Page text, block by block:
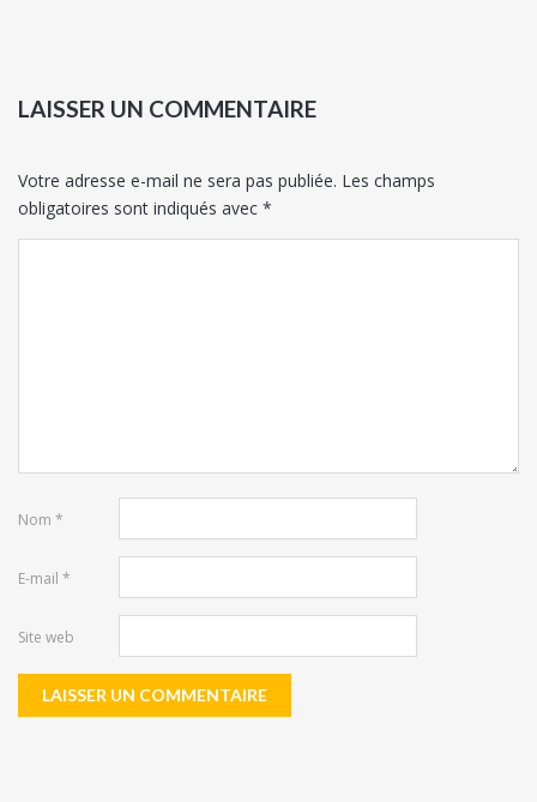
LAISSER UN COMMENTAIRE
Votre adresse e-mail ne sera pas publiée. Les champs
obligatoires sont indiqués avec *
Nom *
E-mail *
Site web